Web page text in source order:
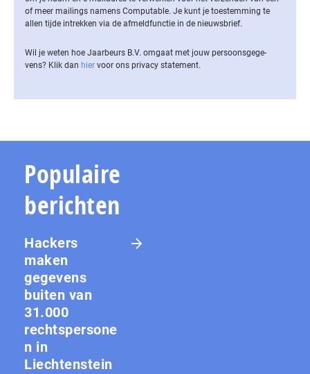
of meer mailings namens Computable. Je kunt je toestemming te
allen tijde intrekken via de af­meld­func­tie in de nieuwsbrief.
Wil je weten hoe Jaarbeurs B.V. omgaat met jouw per­soons­ge­ge­
vens? Klik dan hier voor ons privacy statement.
Populaire
berichten
Hackers
maken
gegevens
buiten van
31.000
rechtspersone
n in
Liechtenstein